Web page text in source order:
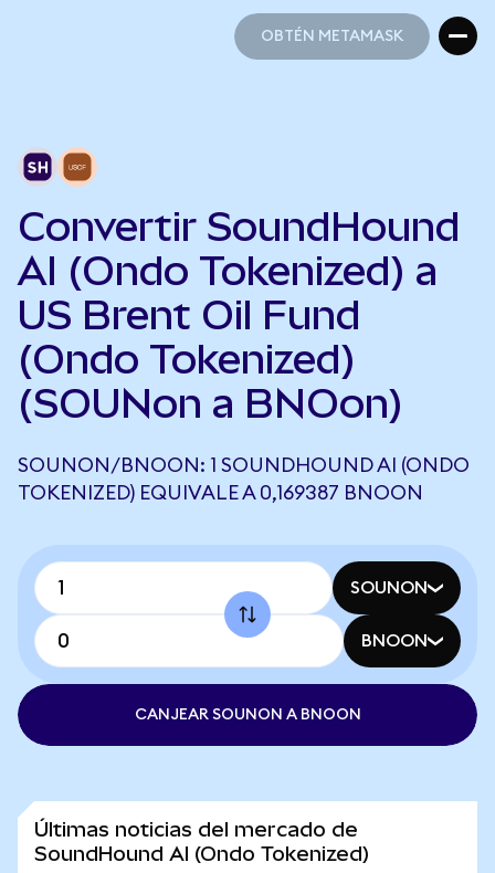
OBTÉN METAMASK
Convertir SoundHound
AI (Ondo Tokenized) a
US Brent Oil Fund
(Ondo Tokenized)
(SOUNon a BNOon)
SOUNON/BNOON: 1 SOUNDHOUND AI (ONDO
TOKENIZED) EQUIVALE A 0,169387 BNOON
SOUNON
BNOON
CANJEAR SOUNON A BNOON
Últimas noticias del mercado de
SoundHound AI (Ondo Tokenized)